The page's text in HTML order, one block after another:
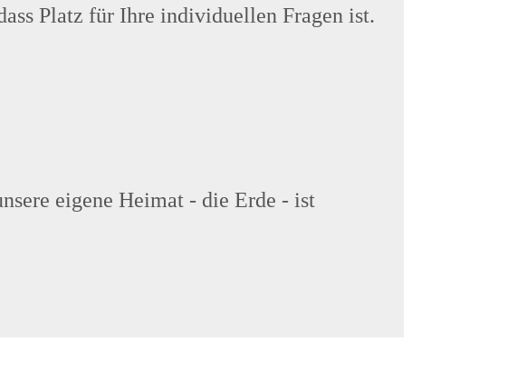
Platz für Ihre individuellen Fragen ist.
eigene Heimat - die Erde - ist